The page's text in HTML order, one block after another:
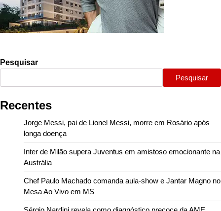
Pesquisar
Pesquisar
Recentes
Jorge Messi, pai de Lionel Messi, morre em Rosário após
longa doença
Inter de Milão supera Juventus em amistoso emocionante na
Austrália
Chef Paulo Machado comanda aula-show e Jantar Magno no
Mesa Ao Vivo em MS